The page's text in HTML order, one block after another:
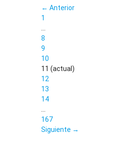
← Anterior
1
…
8
9
10
11 (actual)
12
13
14
…
167
Siguiente →